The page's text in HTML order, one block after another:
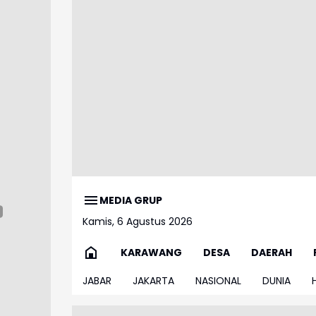
MEDIA GRUP
Kamis, 6 Agustus 2026
KARAWANG DESA DAERAH
JABAR
JAKARTA NASIONAL DUNIA